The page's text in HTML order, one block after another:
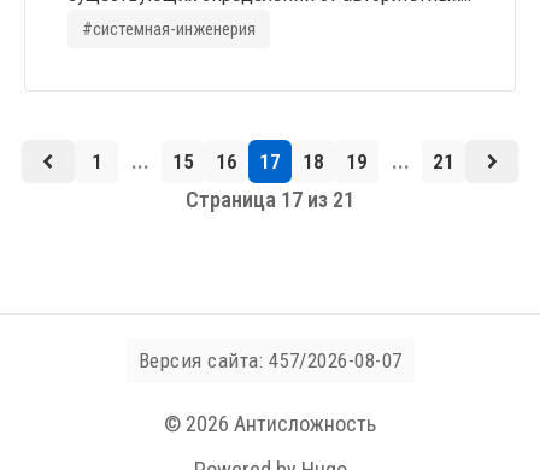
профильных институтов и профессионалов,
понимания. Как в школе – «своими словами»,
академическую полноту, если она вообще
возможна, или на полноценное введение. Так
же, некоторые с моей точки зрения...
#системная-инженерия
1 ... 15 16 17 18 19 ... 21
Страница 17 из 21
Версия сайта: 457/2026-08-07
© 2026 Антисложность